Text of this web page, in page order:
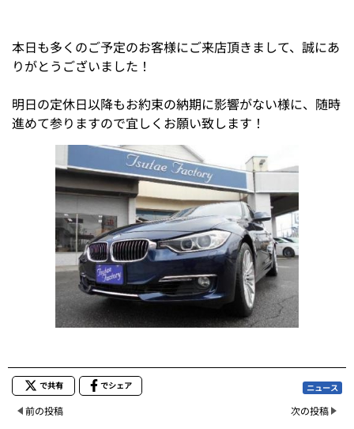
本日も多くのご予定のお客様にご来店頂きまして、誠にあ
りがとうございました！
明日の定休日以降もお約束の納期に影響がない様に、随時
進めて参りますので宜しくお願い致します！
で共有 でシェア ニュース
前の投稿 次の投稿